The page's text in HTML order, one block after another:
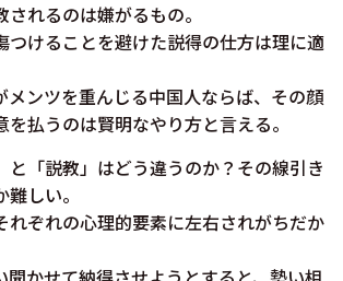
れるのは嫌がるもの。
つけることを避けた説得の仕方は理に適
メンツを重んじる中国人ならば、その顔
払うのは賢明なやり方と言える。
と「説教」はどう違うのか？その線引き
しい。
れぞれの心理的要素に左右されがちだか